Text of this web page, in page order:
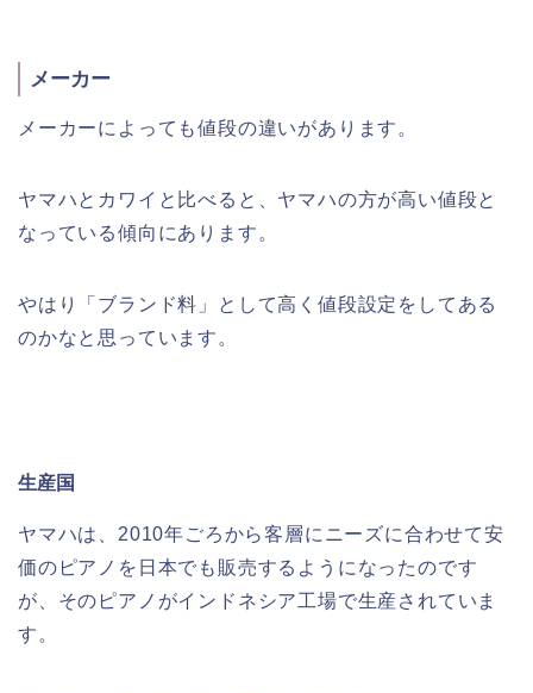
メーカー
メーカーによっても値段の違いがあります。
ヤマハとカワイと比べると、ヤマハの方が高い値段と
なっている傾向にあります。
やはり「ブランド料」として高く値段設定をしてある
のかなと思っています。
生産国
ヤマハは、2010年ごろから客層にニーズに合わせて安
価のピアノを日本でも販売するようになったのです
が、そのピアノがインドネシア工場で生産されていま
す。